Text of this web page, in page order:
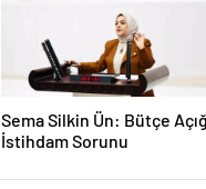
Sema Silkin Ün: Bütçe
İstihdam Sorunu